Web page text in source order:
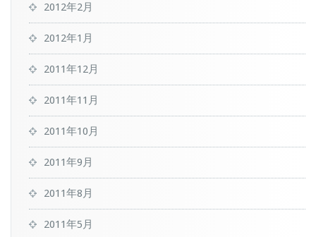
2012年2月
2012年1月
2011年12月
2011年11月
2011年10月
2011年9月
2011年8月
2011年5月